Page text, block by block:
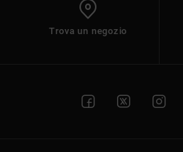
Trova un negozio